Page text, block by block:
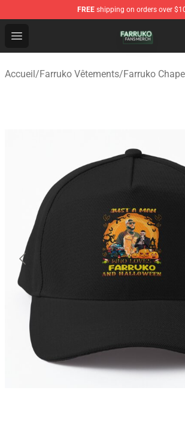
FREE shipping on orders over
Open menu
Farruko Shop - Official Farruko
Accueil/Farruko Vêtements/Farruko